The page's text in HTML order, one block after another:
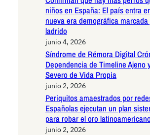
niños en España: El país entra
nueva era demográfica
ladrido
junio 4, 2026
Síndrome de Rémora Digital
Dependencia de Timeline Ajeno
Severo de Vida Propia
junio 2, 2026
Periquitos amaestrados por
Españolas ejecutan un plan
para robar el oro
junio 2, 2026